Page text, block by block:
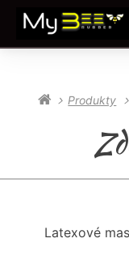
Produkty
Latexové